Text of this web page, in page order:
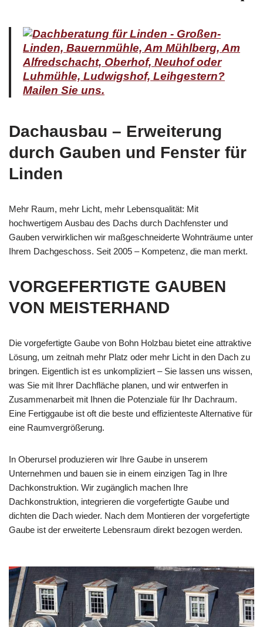
Dachausbau – Erweiterung
durch Gauben und Fenster für
Linden
Mehr Raum, mehr Licht, mehr Lebensqualität: Mit
hochwertigem Ausbau des Dachs durch Dachfenster und
Gauben verwirklichen wir maßgeschneiderte Wohnträume unter
Ihrem Dachgeschoss. Seit 2005 – Kompetenz, die man merkt.
VORGEFERTIGTE GAUBEN
VON MEISTERHAND
Die vorgefertigte Gaube von Bohn Holzbau bietet eine attraktive
Lösung, um zeitnah mehr Platz oder mehr Licht in den Dach zu
bringen. Eigentlich ist es unkompliziert – Sie lassen uns wissen,
was Sie mit Ihrer Dachfläche planen, und wir entwerfen in
Zusammenarbeit mit Ihnen die Potenziale für Ihr Dachraum.
Eine Fertiggaube ist oft die beste und effizienteste Alternative für
eine Raumvergrößerung.
In Oberursel produzieren wir Ihre Gaube in unserem
Unternehmen und bauen sie in einem einzigen Tag in Ihre
Dachkonstruktion. Wir zugänglich machen Ihre
Dachkonstruktion, integrieren die vorgefertigte Gaube und
dichten die Dach wieder. Nach dem Montieren der vorgefertigte
Gaube ist der erweiterte Lebensraum direkt bezogen werden.